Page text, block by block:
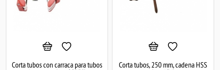
Corta tubos con carraca para tubos
Corta tubos, 250 mm, cadena HSS